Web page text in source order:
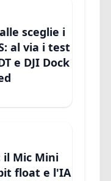
sceglie i
al via i test
e DJI Dock
il Mic Mini
float e l'IA